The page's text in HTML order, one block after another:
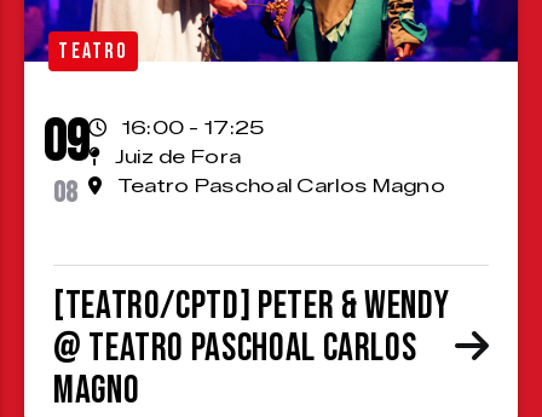
TEATRO
09
08
16:00 - 17:25
Juiz de Fora
Teatro Paschoal Carlos Magno
[TEATRO/CPTD] Peter & Wendy
@ Teatro Paschoal Carlos
Magno